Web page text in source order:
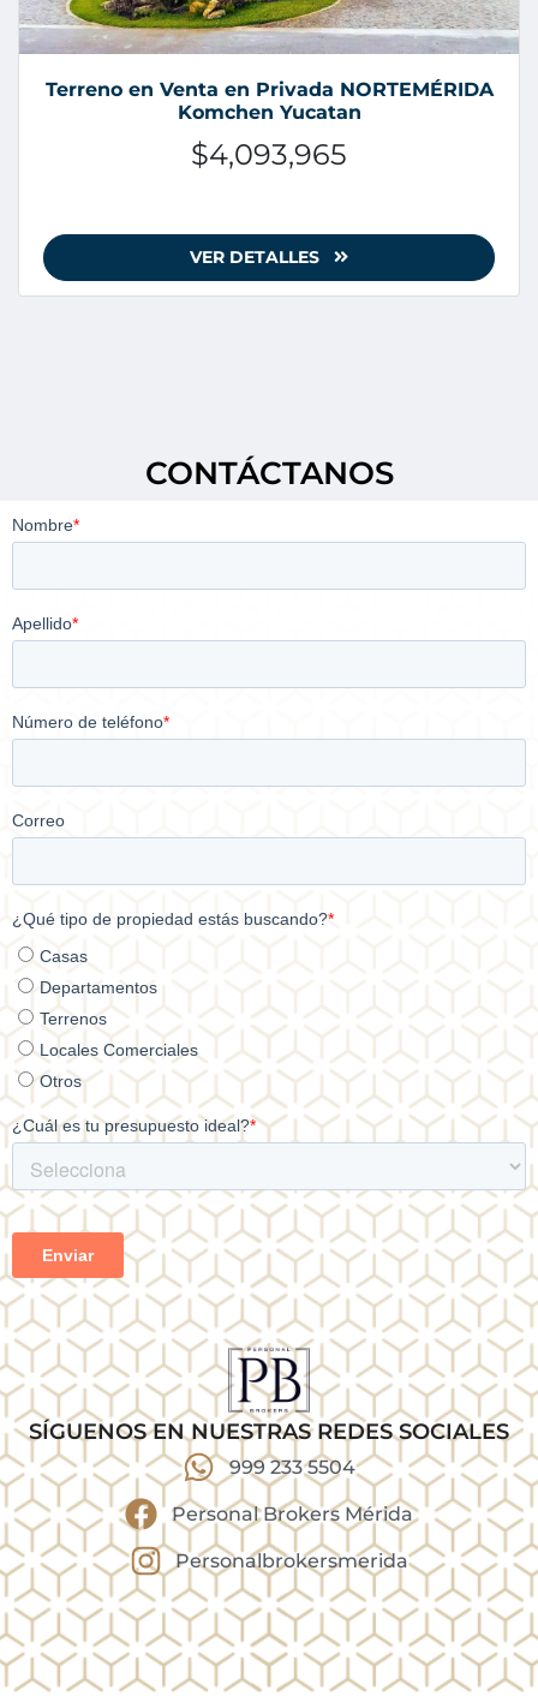
Terreno en Venta en Privada NORTEMÉRIDA
Komchen Yucatan
$4,093,965
VER DETALLES
CONTÁCTANOS
SÍGUENOS EN NUESTRAS REDES SOCIALES
999 233 5504
Personal Brokers Mérida
Personalbrokersmerida